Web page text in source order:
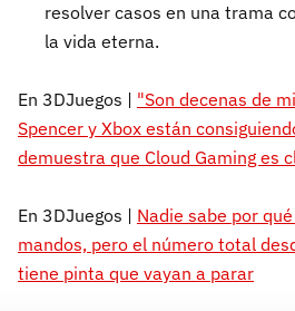
resolver casos en una trama
la vida eterna.
En 3DJuegos | "Son decenas de
Spencer y Xbox están
demuestra que Cloud Gaming es
En 3DJuegos | Nadie sabe por
mandos, pero el número total
tiene pinta que vayan a parar